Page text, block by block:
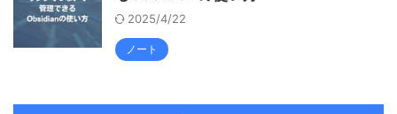
2025/4/22
ノート